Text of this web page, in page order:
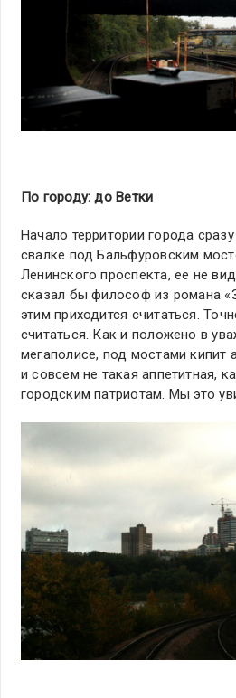
По городу: до Ветки
Начало территории города
свалке под Бальфуровским
Ленинского проспекта, ее не
сказал бы философ из романа
этим приходится считаться.
считаться. Как и положено в
мегаполисе, под мостами кипит
и совсем не такая аппетитная,
городским патриотам. Мы это